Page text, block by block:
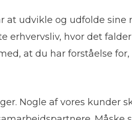
at udvikle og udfolde
hvor det
at du har forståelse
Nogle af vores kunder